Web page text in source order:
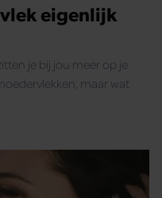
eigenlijk
je bij jou meer op je
maar wat